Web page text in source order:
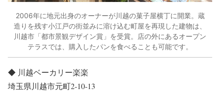
2006年に地元出身のオーナーが川越の菓子屋横丁に開業。蔵
造りを残す小江戸の街並みに溶け込む町屋を再現した建物は、
川越市「都市景観デザイン賞」を受賞。店の外にあるオープン
テラスでは、購入したパンを食べることも可能です。
◆ 川越ベーカリー楽楽
埼玉県川越市元町2-10-13